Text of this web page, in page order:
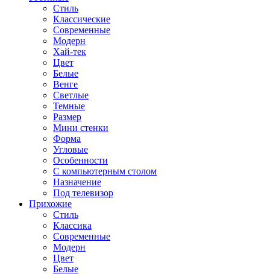
Стиль
Классические
Современные
Модерн
Хай-тек
Цвет
Белые
Венге
Светлые
Темные
Размер
Мини стенки
Форма
Угловые
Особенности
С компьютерным столом
Назначение
Под телевизор
Прихожие
Стиль
Классика
Современные
Модерн
Цвет
Белые